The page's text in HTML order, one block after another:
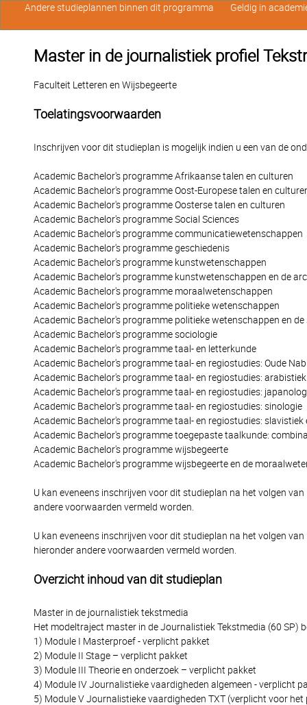
Master in de journalistiek profiel
Faculteit Letteren en Wijsbegeerte
Toelatingsvoorwaarden
Inschrijven voor dit studieplan is mogelijk indien u een van de
Academic Bachelor's programme Afrikaanse talen en culturen
Academic Bachelor's programme Oost-Europese talen en
Academic Bachelor's programme Oosterse talen en culturen
Academic Bachelor's programme Social Sciences
Academic Bachelor's programme communicatiewetenschappen
Academic Bachelor's programme geschiedenis
Academic Bachelor's programme kunstwetenschappen
Academic Bachelor's programme kunstwetenschappen en de
Academic Bachelor's programme moraalwetenschappen
Academic Bachelor's programme politieke wetenschappen
Academic Bachelor's programme politieke wetenschappen en de
Academic Bachelor's programme sociologie
Academic Bachelor's programme taal- en letterkunde
Academic Bachelor's programme taal- en regiostudies: Oude
Academic Bachelor's programme taal- en regiostudies:
Academic Bachelor's programme taal- en regiostudies:
Academic Bachelor's programme taal- en regiostudies: sinologie
Academic Bachelor's programme taal- en regiostudies: slavistiek
Academic Bachelor's programme toegepaste taalkunde:
Academic Bachelor's programme wijsbegeerte
Academic Bachelor's programme wijsbegeerte en de
U kan eveneens inschrijven voor dit studieplan na het volgen
andere voorwaarden vermeld worden.
U kan eveneens inschrijven voor dit studieplan na het volgen
hieronder andere voorwaarden vermeld worden.
Overzicht inhoud van dit studieplan
Master in de journalistiek tekstmedia
Het modeltraject master in de Journalistiek Tekstmedia (60 SP)
1) Module I Masterproef - verplicht pakket
2) Module II Stage – verplicht pakket
3) Module III Theorie en onderzoek – verplicht pakket
4) Module IV Journalistieke vaardigheden algemeen - verplicht
5) Module V Journalistieke vaardigheden TXT (verplicht voor het
Andere studieplannen binnen dit programma Geldig in